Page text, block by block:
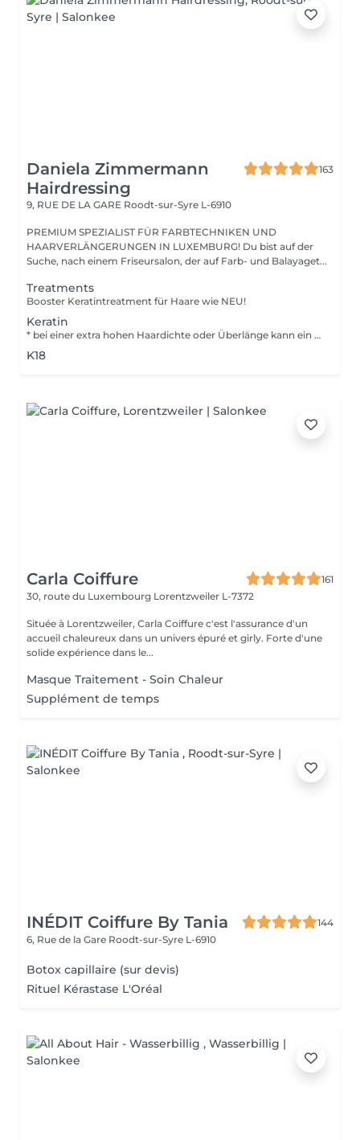
Daniela Zimmermann
Hairdressing
163
9, RUE DE LA GARE Roodt-sur-Syre L-6910
PREMIUM SPEZIALIST FÜR FARBTECHNIKEN UND
HAARVERLÄNGERUNGEN IN LUXEMBURG! Du bist auf der
Suche, nach einem Friseursalon, der auf Farb- und Balayaget...
Treatments
Booster Keratintreatment für Haare wie NEU!
Keratin
* bei einer extra hohen Haardichte oder Überlänge kann ein Aufpreis von 50-100 berechnet werden.
K18
Carla Coiffure
161
30, route du Luxembourg Lorentzweiler L-7372
Située à Lorentzweiler, Carla Coiffure c'est l'assurance d'un
accueil chaleureux dans un univers épuré et girly. Forte d'une
solide expérience dans le...
Masque Traitement - Soin Chaleur
Supplément de temps
INÉDIT Coiffure By Tania
144
6, Rue de la Gare Roodt-sur-Syre L-6910
Botox capillaire (sur devis)
Rituel Kérastase L'Oréal